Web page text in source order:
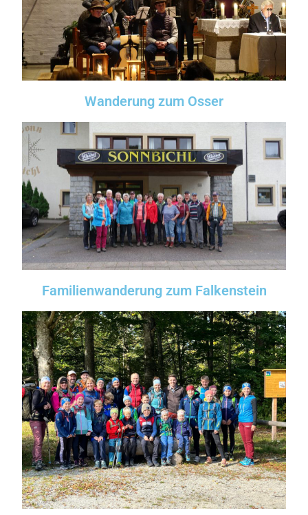
Wanderung zum Osser
Familienwanderung zum Falkenstein